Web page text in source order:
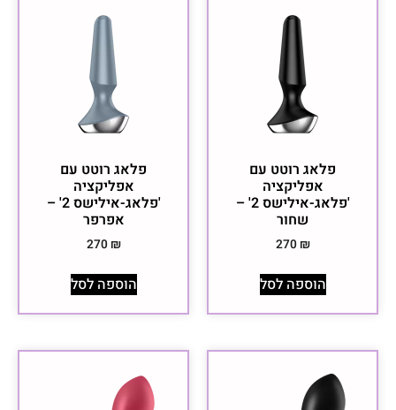
פלאג רוטט עם
אפליקציה
'פלאג-אילישס 2' –
שחור
270 ₪
הוספה לסל
פלאג רוטט עם
אפליקציה
'פלאג-אילישס 2' –
אפרפר
270 ₪
הוספה לסל